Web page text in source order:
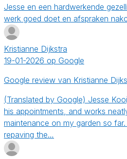
Jesse en een hardwerkende
werk goed doet en afspraken
Kristianne Dijkstra
19-01-2026 op Google
Google review van Kristianne
(Translated by Google) Jesse
his appointments, and works
maintenance on my garden so
repaving the…